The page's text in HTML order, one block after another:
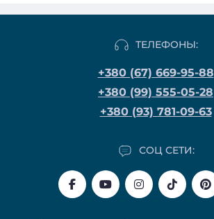
ТЕЛЕФОНЫ:
+380 (67) 669-95-88
+380 (99) 555-05-28
+380 (93) 781-09-63
СОЦ СЕТИ: